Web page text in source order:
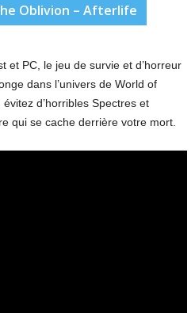
Oblivion – Afterlife
et PC, le jeu de survie et d’horreur
dans l’univers de World of
d’horribles Spectres et
qui se cache derrière votre mort.